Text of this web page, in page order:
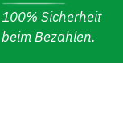
100% Sicherheit
beim Bezahlen.